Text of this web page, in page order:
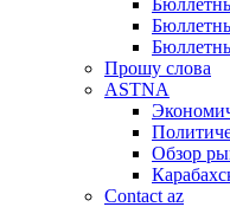
Прошу слова
ASTNA
Обзор
Contact az